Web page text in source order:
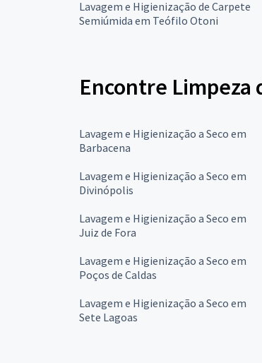
Lavagem e Higienização de Carpete
Semiúmida em Teófilo Otoni
Encontre Limpeza
Lavagem e Higienização a Seco em
Barbacena
Lavagem e Higienização a Seco em
Divinópolis
Lavagem e Higienização a Seco em
Juiz de Fora
Lavagem e Higienização a Seco em
Poços de Caldas
Lavagem e Higienização a Seco em
Sete Lagoas